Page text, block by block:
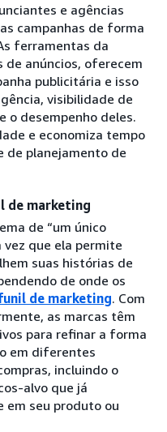
e agências
campanhas de forma
ferramentas da
de anúncios, oferecem
publicitária e isso
visibilidade de
o desempenho deles.
e economiza tempo
de planejamento de
de marketing
de “um único
vez que ela permite
suas histórias de
de onde os
de marketing. Com
as marcas têm
para refinar a forma
em diferentes
incluindo o
alvo que já
em seu produto ou